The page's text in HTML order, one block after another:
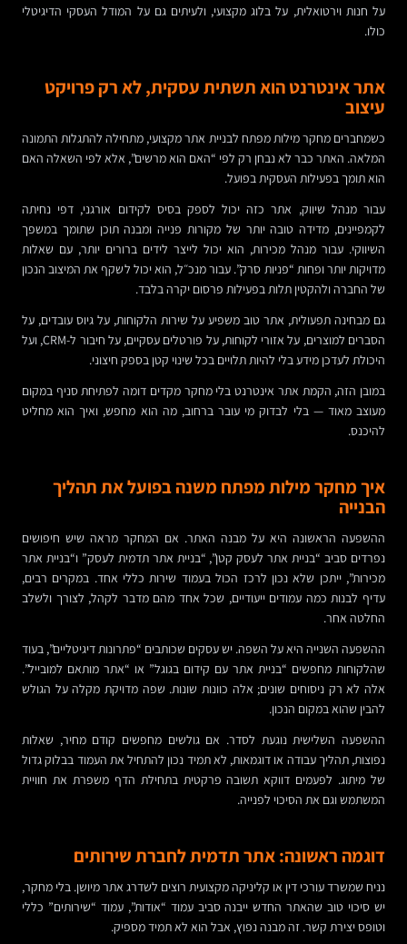
על חנות וירטואלית, על בלוג מקצועי, ולעיתים גם על המודל העסקי הדיגיטלי
כולו.
אתר אינטרנט הוא תשתית עסקית, לא רק פרויקט
עיצוב
כשמחברים מחקר מילות מפתח לבניית אתר מקצועי, מתחילה להתגלות התמונה
המלאה. האתר כבר לא נבחן רק לפי “האם הוא מרשים”, אלא לפי השאלה האם
הוא תומך בפעילות העסקית בפועל.
עבור מנהל שיווק, אתר כזה יכול לספק בסיס לקידום אורגני, דפי נחיתה
לקמפיינים, מדידה טובה יותר של מקורות פנייה ומבנה תוכן שתומך במשפך
השיווקי. עבור מנהל מכירות, הוא יכול לייצר לידים ברורים יותר, עם שאלות
מדויקות יותר ופחות “פניות סרק”. עבור מנכ״ל, הוא יכול לשקף את המיצוב הנכון
של החברה ולהקטין תלות בפעילות פרסום יקרה בלבד.
גם מבחינה תפעולית, אתר טוב משפיע על שירות הלקוחות, על גיוס עובדים, על
הסברים למוצרים, על אזורי לקוחות, על פורטלים עסקיים, על חיבור ל-CRM, ועל
היכולת לעדכן מידע בלי להיות תלויים בכל שינוי קטן בספק חיצוני.
במובן הזה, הקמת אתר אינטרנט בלי מחקר מקדים דומה לפתיחת סניף במקום
מעוצב מאוד — בלי לבדוק מי עובר ברחוב, מה הוא מחפש, ואיך הוא מחליט
להיכנס.
איך מחקר מילות מפתח משנה בפועל את תהליך
הבנייה
ההשפעה הראשונה היא על מבנה האתר. אם המחקר מראה שיש חיפושים
נפרדים סביב “בניית אתר לעסק קטן”, “בניית אתר תדמית לעסק” ו“בניית אתר
מכירות”, ייתכן שלא נכון לרכז הכול בעמוד שירות כללי אחד. במקרים רבים,
עדיף לבנות כמה עמודים ייעודיים, שכל אחד מהם מדבר לקהל, לצורך ולשלב
החלטה אחר.
ההשפעה השנייה היא על השפה. יש עסקים שכותבים “פתרונות דיגיטליים”, בעוד
שהלקוחות מחפשים “בניית אתר עם קידום בגוגל” או “אתר מותאם למובייל”.
אלה לא רק ניסוחים שונים; אלה כוונות שונות. שפה מדויקת מקלה על הגולש
להבין שהוא במקום הנכון.
ההשפעה השלישית נוגעת לסדר. אם גולשים מחפשים קודם מחיר, שאלות
נפוצות, תהליך עבודה או דוגמאות, לא תמיד נכון להתחיל את העמוד בבלוק גדול
של מיתוג. לפעמים דווקא תשובה פרקטית בתחילת הדף משפרת את חוויית
המשתמש וגם את הסיכוי לפנייה.
דוגמה ראשונה: אתר תדמית לחברת שירותים
נניח שמשרד עורכי דין או קליניקה מקצועית רוצים לשדרג אתר מיושן. בלי מחקר,
יש סיכוי טוב שהאתר החדש ייבנה סביב עמוד “אודות”, עמוד “שירותים” כללי
וטופס יצירת קשר. זה מבנה נפוץ, אבל הוא לא תמיד מספיק.